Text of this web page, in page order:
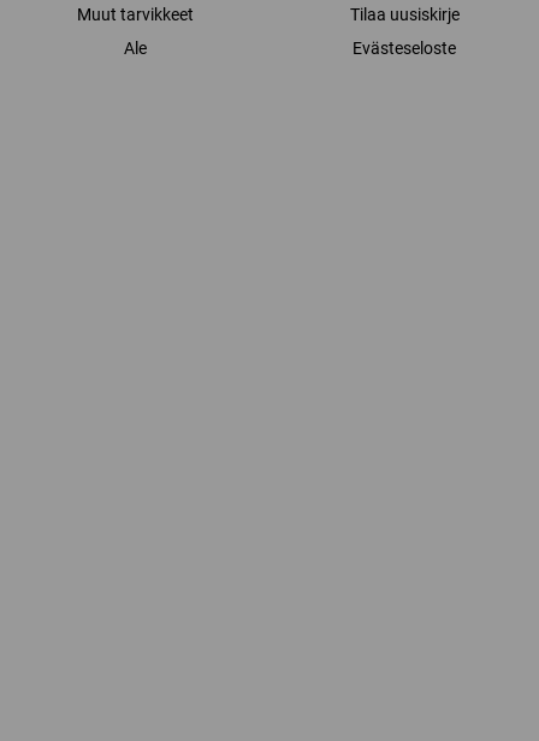
Muut tarvikkeet
Ale
Tilaa uusiskirje
Evästeseloste